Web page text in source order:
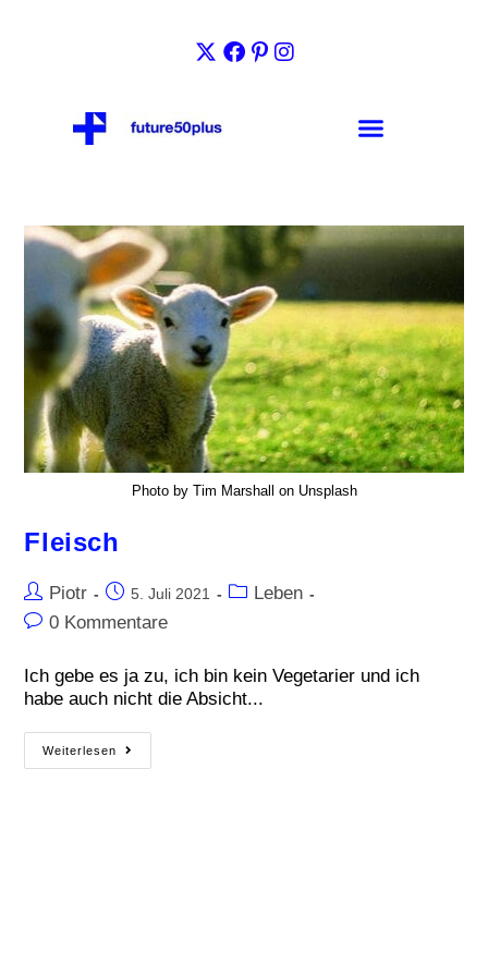
Photo by Tim Marshall on Unsplash
Fleisch
Piotr 5. Juli 2021
Leben
0 Kommentare
Ich gebe es ja zu, ich bin kein Vegetarier und ich
habe auch nicht die Absicht...
Weiterlesen